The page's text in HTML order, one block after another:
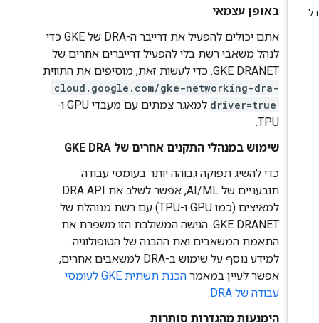
באופן עצמאי
אתם יכולים להפעיל את דרייבר ה-DRA של GKE כדי
לנהל משאבי רשת בלי להפעיל דרייברים אחרים של
GKE DRANET. כדי לעשות זאת, מוסיפים את התווית
cloud.google.com/gke-networking-dra-
driver=true
למאגר צמתים עם מעבדי GPU ו-
TPU.
שימוש במנהלי התקנים אחרים של GKE DRA
כדי להשיג תפוקה גבוהה יותר בעומסי עבודה
תובעניים של AI/ML, אפשר לשלב את DRA API
למאיצים (כמו GPU ו-TPU) עם רשת מנוהלת של
GKE DRANET. הגישה המשולבת הזו משפרת את
התאמת המשאבים ואת ההבנה של הטופולוגיה.
למידע נוסף על שימוש ב-DRA למשאבים אחרים,
אפשר לעיין במאמר
הכנת תשתית GKE לעומסי
עבודה של DRA
.
הימנעות מהגדרות סותרות